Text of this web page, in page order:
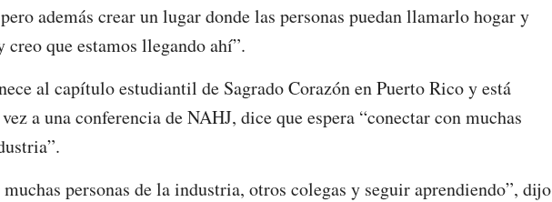
además crear un lugar donde las personas puedan llamarlo hogar y
que estamos llegando ahí”.
al capítulo estudiantil de Sagrado Corazón en Puerto Rico y está
a una conferencia de NAHJ, dice que espera “conectar con muchas
personas de la industria, otros colegas y seguir aprendiendo”, dijo